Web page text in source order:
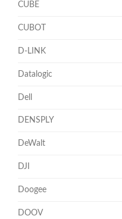
CUBE
CUBOT
D-LINK
Datalogic
Dell
DENSPLY
DeWalt
DJI
Doogee
DOOV